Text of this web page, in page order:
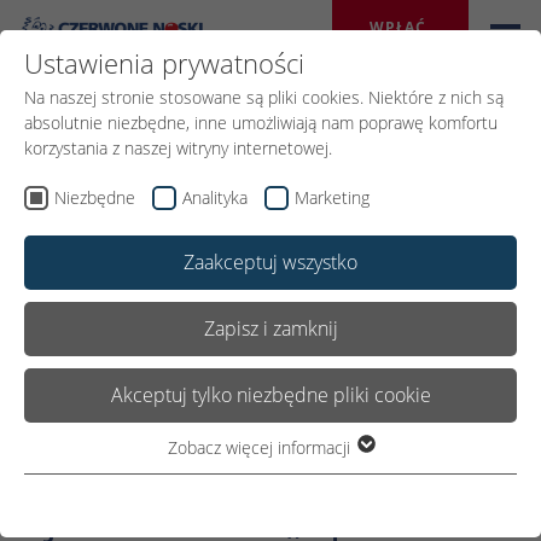
WPŁAĆ
Wróć
Udostępnij:
Dołącz do akcji Henkel
dla Czerwonych Nosków
Ustawienia prywatności
Na naszej stronie stosowane są pliki cookies. Niektóre z nich są
absolutnie niezbędne, inne umożliwiają nam poprawę komfortu
korzystania z naszej witryny internetowej.
Niezbędne Analityka Marketing
Zaakceptuj wszystko
Zapisz i zamknij
Akceptuj tylko niezbędne pliki cookie
Zobacz więcej informacji